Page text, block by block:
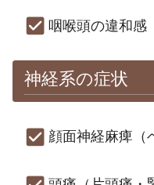
咽喉頭の違和感
神経系の症状
顔面神経麻痺（